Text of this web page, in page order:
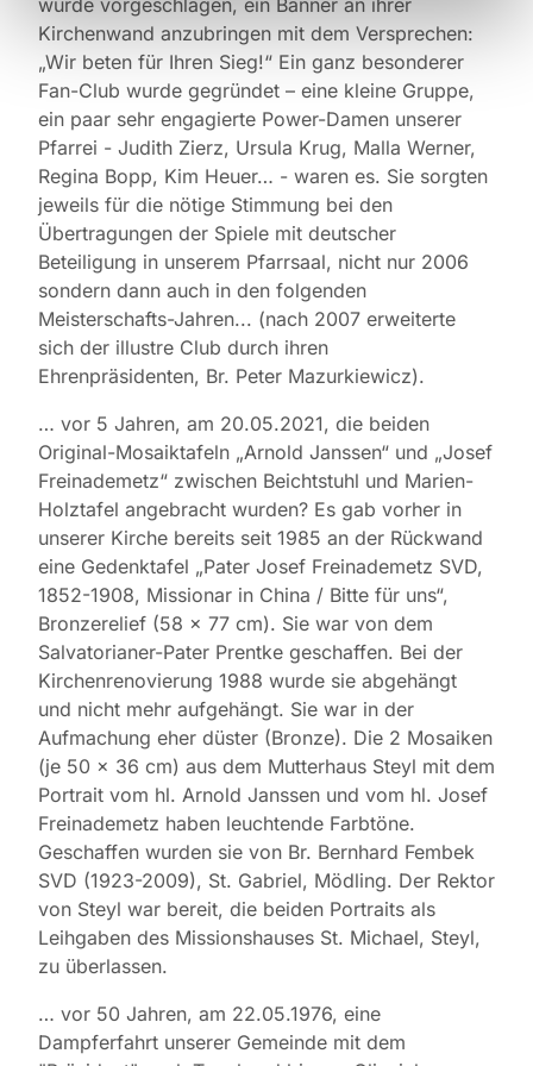
wurde vorgeschlagen, ein Banner an ihrer
Kirchenwand anzubringen mit dem Versprechen:
„Wir beten für Ihren Sieg!“ Ein ganz besonderer
Fan-Club wurde gegründet – eine kleine Gruppe,
ein paar sehr engagierte Power-Damen unserer
Pfarrei - Judith Zierz, Ursula Krug, Malla Werner,
Regina Bopp, Kim Heuer… - waren es. Sie sorgten
jeweils für die nötige Stimmung bei den
Übertragungen der Spiele mit deutscher
Beteiligung in unserem Pfarrsaal, nicht nur 2006
sondern dann auch in den folgenden
Meisterschafts-Jahren... (nach 2007 erweiterte
sich der illustre Club durch ihren
Ehrenpräsidenten, Br. Peter Mazurkiewicz).
… vor 5 Jahren, am 20.05.2021, die beiden
Original-Mosaiktafeln „Arnold Janssen“ und „Josef
Freinademetz“ zwischen Beichtstuhl und Marien-
Holztafel angebracht wurden? Es gab vorher in
unserer Kirche bereits seit 1985 an der Rückwand
eine Gedenktafel „Pater Josef Freinademetz SVD,
1852-1908, Missionar in China / Bitte für uns“,
Bronzerelief (58 x 77 cm). Sie war von dem
Salvatorianer-Pater Prentke geschaffen. Bei der
Kirchenrenovierung 1988 wurde sie abgehängt
und nicht mehr aufgehängt. Sie war in der
Aufmachung eher düster (Bronze). Die 2 Mosaiken
(je 50 x 36 cm) aus dem Mutterhaus Steyl mit dem
Portrait vom hl. Arnold Janssen und vom hl. Josef
Freinademetz haben leuchtende Farbtöne.
Geschaffen wurden sie von Br. Bernhard Fembek
SVD (1923-2009), St. Gabriel, Mödling. Der Rektor
von Steyl war bereit, die beiden Portraits als
Leihgaben des Missionshauses St. Michael, Steyl,
zu überlassen.
… vor 50 Jahren, am 22.05.1976, eine
Dampferfahrt unserer Gemeinde mit dem